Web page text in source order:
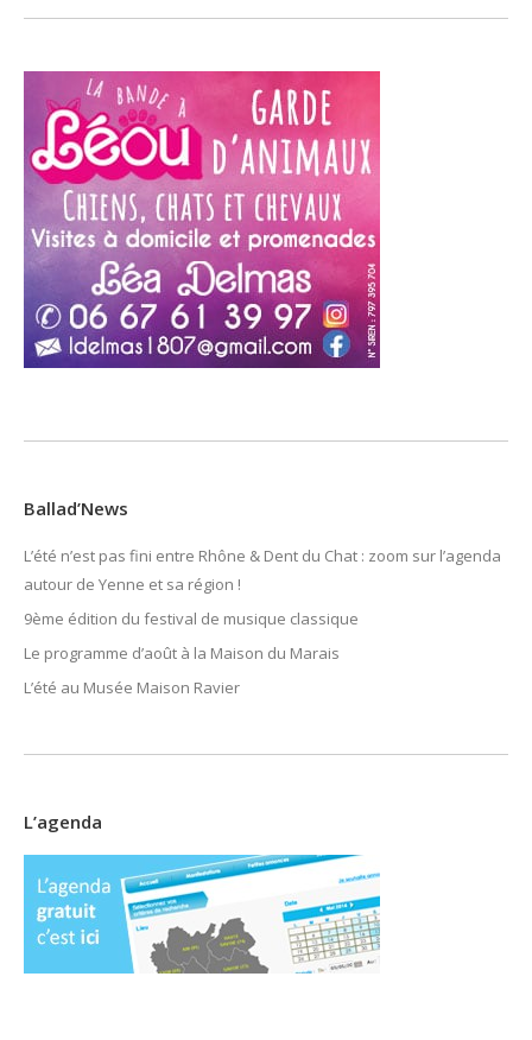
Ballad’News
L’été n’est pas fini entre Rhône & Dent du Chat : zoom sur l’agenda
autour de Yenne et sa région !
9ème édition du festival de musique classique
Le programme d’août à la Maison du Marais
L’été au Musée Maison Ravier
L’agenda